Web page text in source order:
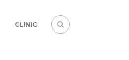
CLINIC